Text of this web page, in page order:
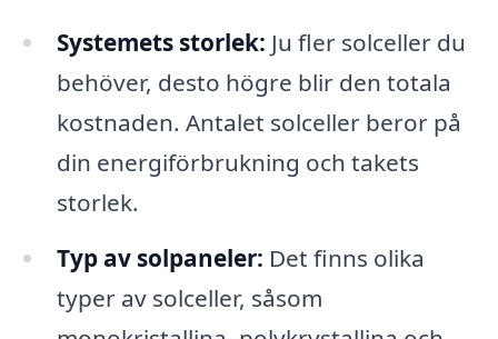
Systemets storlek: Ju fler solceller du
behöver, desto högre blir den totala
kostnaden. Antalet solceller beror på
din energiförbrukning och takets
storlek.
Typ av solpaneler: Det finns olika
typer av solceller, såsom